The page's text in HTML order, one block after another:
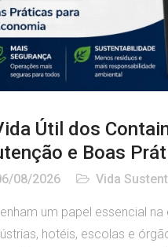
Útil dos
e Boas
08/2026 Vida
um papel essencial
hotéis, escolas e